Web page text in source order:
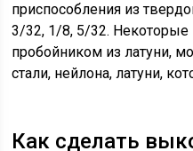
приспособления из
3/32, 1/8, 5/32.
пробойником из латуни,
стали, нейлона, латуни,
Как сделать